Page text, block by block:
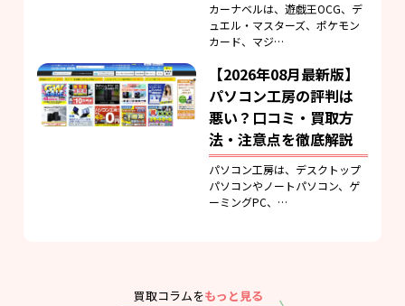
カーナベルは、遊戯王OCG、デ
ュエル・マスターズ、ポケモン
カード、マジ…
【2026年08月最新版】
パソコン工房の評判は
悪い？口コミ・買取方
法・注意点を徹底解説
パソコン工房は、デスクトップ
パソコンやノートパソコン、ゲ
ーミングPC、…
買取コラムをもっと見る